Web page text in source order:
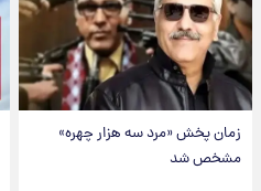
زمان پخش «مرد سه هزار چهره»
مشخص شد